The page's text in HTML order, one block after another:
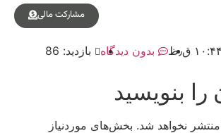
مشارکت مالی
۱۰:۴۴ ق٫ظ بدون دیدگاه بازدید: 86
را بنویسید
نخواهد شد. بخش‌های موردنیاز